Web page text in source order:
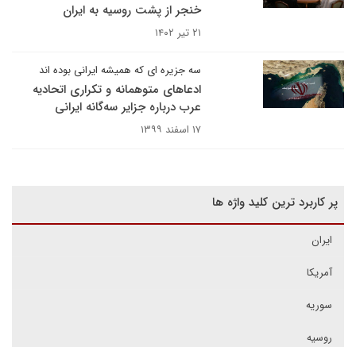
خنجر از پشت روسیه به ایران
۲۱ تیر ۱۴۰۲
سه جزیره ای که همیشه ایرانی بوده اند
ادعاهای متوهمانه و تکراری اتحادیه
عرب درباره جزایر سه‌گانه ایرانی
۱۷ اسفند ۱۳۹۹
پر کاربرد ترین کلید واژه ها
ایران
آمریکا
سوریه
روسیه